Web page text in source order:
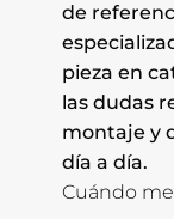
de
pieza en
las dudas
montaje y
día a día.
Cuándo